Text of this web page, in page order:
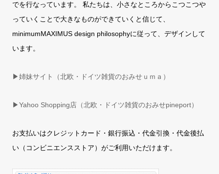
でを行なっています。 私たちは、小さなところからこつこつや
っていくことで大きなものができていくと信じて、
minimumMAXIMUS design philosophyに従って、デザインして
います。
▶姉妹サイト（北欧・ドイツ雑貨のおみせｕｍａ）
▶Yahoo Shopping店（北欧・ドイツ雑貨のおみせpineport）
お支払いはクレジットカード・銀行振込・代金引換・代金後払
い（コンビニエンスストア）がご利用いただけます。